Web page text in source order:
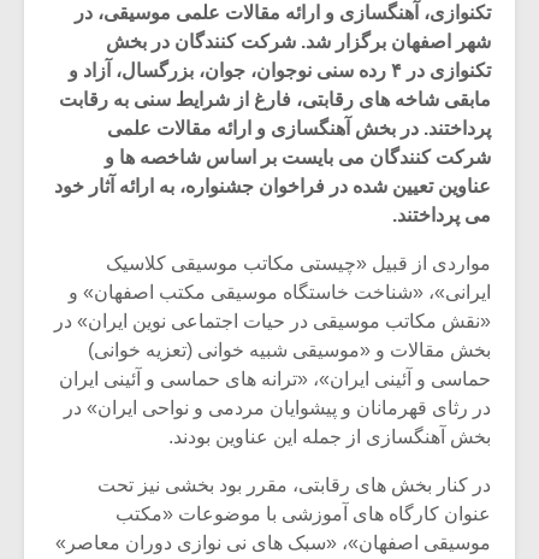
تکنوازی، آهنگسازی و ارائه مقالات علمی موسیقی، در
شهر اصفهان برگزار شد. شرکت کنندگان در بخش
تکنوازی در ۴ رده سنی نوجوان، جوان، بزرگسال، آزاد و
مابقی شاخه های رقابتی، فارغ از شرایط سنی به رقابت
پرداختند. در بخش آهنگسازی و ارائه مقالات علمی
شرکت کنندگان می بایست بر اساس شاخصه ها و
عناوین تعیین شده در فراخوان جشنواره، به ارائه آثار خود
می پرداختند.
مواردی از قبیل «چیستی مکاتب موسیقی کلاسیک
ایرانی»، «شناخت خاستگاه موسیقی مکتب اصفهان» و
«نقش مکاتب موسیقی در حیات اجتماعی نوین ایران» در
بخش مقالات و «موسیقی شبیه خوانی (تعزیه خوانی)
حماسی و آئینی ایران»، «ترانه های حماسی و آئینی ایران
در رثای قهرمانان و پیشوایان مردمی و نواحی ایران» در
بخش آهنگسازی از جمله این عناوین بودند.
در کنار بخش های رقابتی، مقرر بود بخشی نیز تحت
عنوان کارگاه های آموزشی با موضوعات «مکتب
موسیقی اصفهان»، «سبک های نی نوازی دوران معاصر»